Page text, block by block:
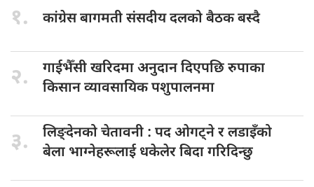
१. कांग्रेस बागमतीसंसदीय दलको बैठक बस्दै
२. गाईभैँसी खरिदमाअनुदान दिएपछि रुपाका
किसान व्यावसायिक पशुपालनमा
३. लिङ्देनको चेतावनी : पद ओगट्ने र लडाइँको
बेला भाग्नेहरूलाई धकेलेर बिदा गरिदिन्छु